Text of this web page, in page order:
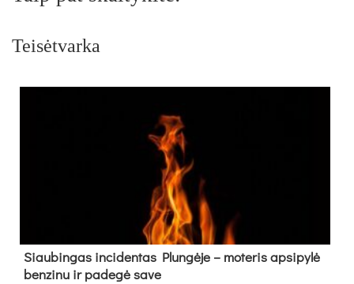
Teisėtvarka
Siau­bin­gas in­ci­den­tas Plun­gė­je – mo­te­ris ap­si­py­lė
ben­zi­nu ir pa­de­gė sa­ve